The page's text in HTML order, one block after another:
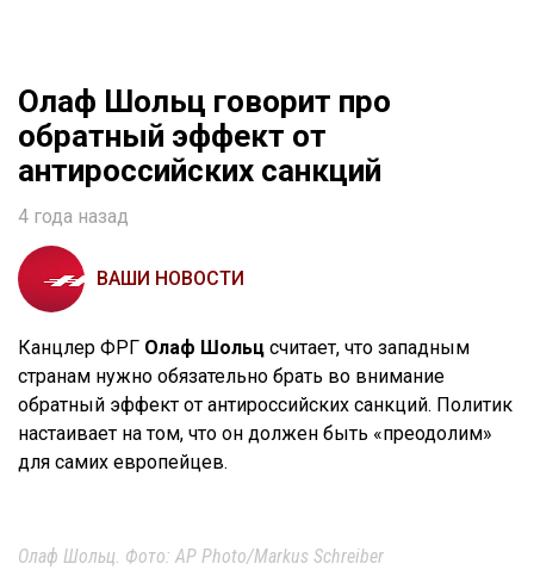
Олаф Шольц говорит про
обратный эффект от
антироссийских санкций
4 года назад
ВАШИ НОВОСТИ
Канцлер ФРГ Олаф Шольц считает, что западным
странам нужно обязательно брать во внимание
обратный эффект от антироссийских санкций. Политик
настаивает на том, что он должен быть «преодолим»
для самих европейцев.
Олаф Шольц. Фото: AP Photo/Markus Schreiber